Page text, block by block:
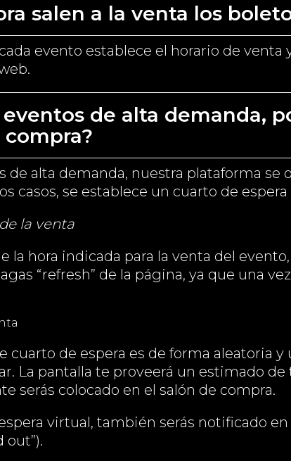
salen a la venta los
evento establece el horario de
de alta demanda,
de alta demanda, nuestra plataforma
casos, se establece un cuarto de
la venta
la hora indicada para la venta del
“refresh” de la página, ya que una
cuarto de espera es de forma aleatoria
La pantalla te proveerá un estimado
serás colocado en el salón de compra.
virtual, también serás notificado
out”).